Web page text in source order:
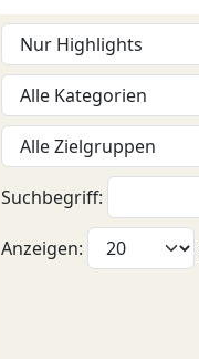
Suchbegriff:
Anzeigen: